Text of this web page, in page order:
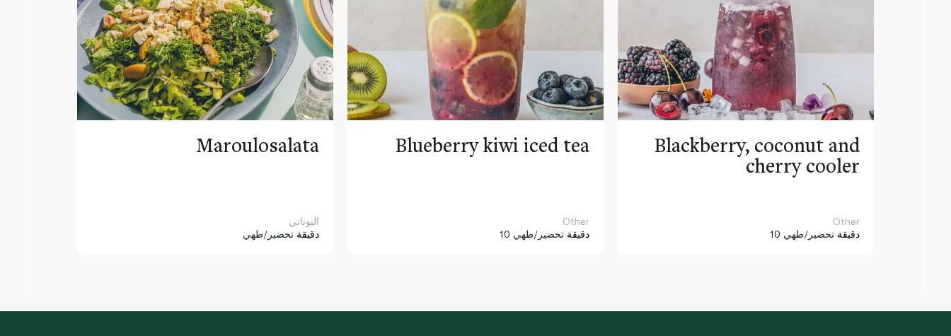
Maroulosalata
اليوناني
دقيقة تحضير/طهي
Blueberry kiwi iced tea
Other
10 دقيقة تحضير/طهي
Blackberry, coconut and
cherry cooler
Other
10 دقيقة تحضير/طهي